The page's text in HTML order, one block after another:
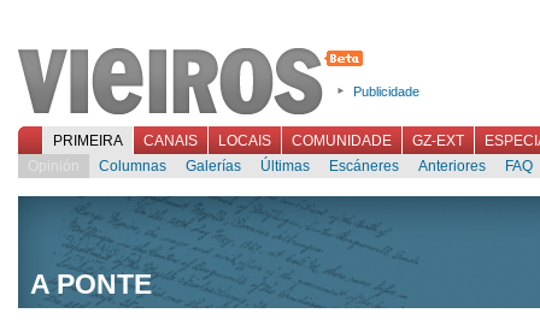
Publicidade
PRIMEIRA CANAIS LOCAIS COMUNIDADE GZ-EXT
Opinión
Columnas Galerías Últimas Escáneres Anteriores FAQ
A PONTE